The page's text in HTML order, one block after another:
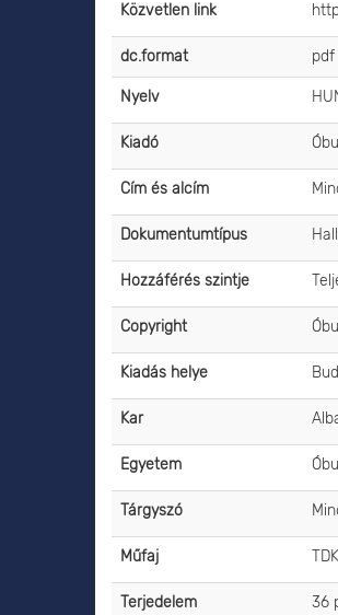
Közvetlen link
dc.format pdf
Nyelv
Kiadó
Cím és alcím
Dokumentumtípus
Hozzáférés szintje
Copyright
Kiadás helye
Kar
Egyetem
Tárgyszó
Műfaj
Terjedelem 36